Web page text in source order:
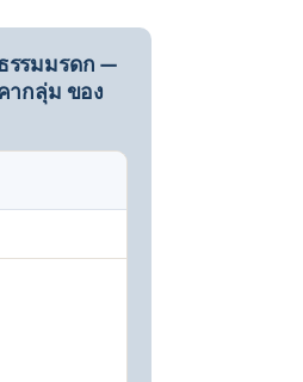
รรมมรดก —
ากลุ่ม ของ